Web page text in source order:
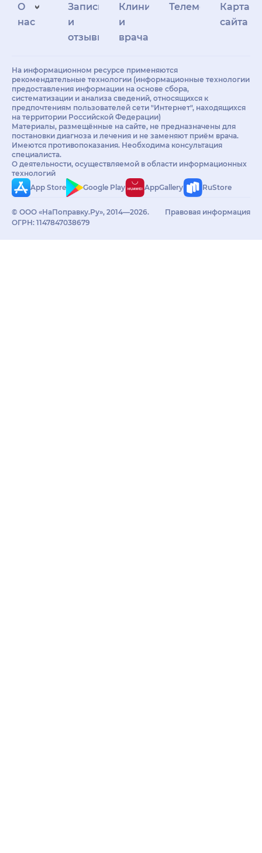
О
нас
Запись
и
отзывы
Клиникам
и
врачам
Телемедицина
Карта
сайта
На информационном ресурсе применяются
рекомендательные технологии (информационные технологии
предоставления информации на основе сбора,
систематизации и анализа сведений, относящихся к
предпочтениям пользователей сети "Интернет", находящихся
на территории Российской Федерации)
Материалы, размещённые на сайте, не предназначены для
постановки диагноза и лечения и не заменяют приём врача.
Имеются противопоказания. Необходима консультация
специалиста.
О деятельности, осуществляемой в области информационных
технологий
App Store
Google Play AppGallery RuStore
© ООО «НаПоправку.Ру», 2014—2026.
ОГРН: 1147847038679
Правовая информация